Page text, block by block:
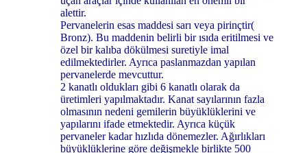
alettir.
Pervanelerin esas maddesi sarı veya pirinçtir(
Bronz). Bu maddenin belirli bir ısıda eritilmesi ve
özel bir kalıba dökülmesi suretiyle imal
edilmektedirler. Ayrıca paslanmazdan yapılan
pervanelerde mevcuttur.
2 kanatlı oldukları gibi 6 kanatlı olarak da
üretimleri yapılmaktadır. Kanat sayılarının fazla
olmasının nedeni gemilerin büyüklüklerini ve
yapılarını ifade etmektedir. Ayrıca küçük
pervaneler kadar hızlıda dönemezler. Ağırlıkları
büyüklüklerine göre değişmekle birlikte 500